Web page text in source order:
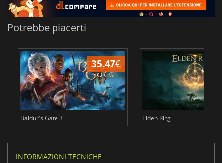
Potrebbe piacerti
35.47€
Baldur's Gate 3 Elden Ring
INFORMAZIONI TECNICHE